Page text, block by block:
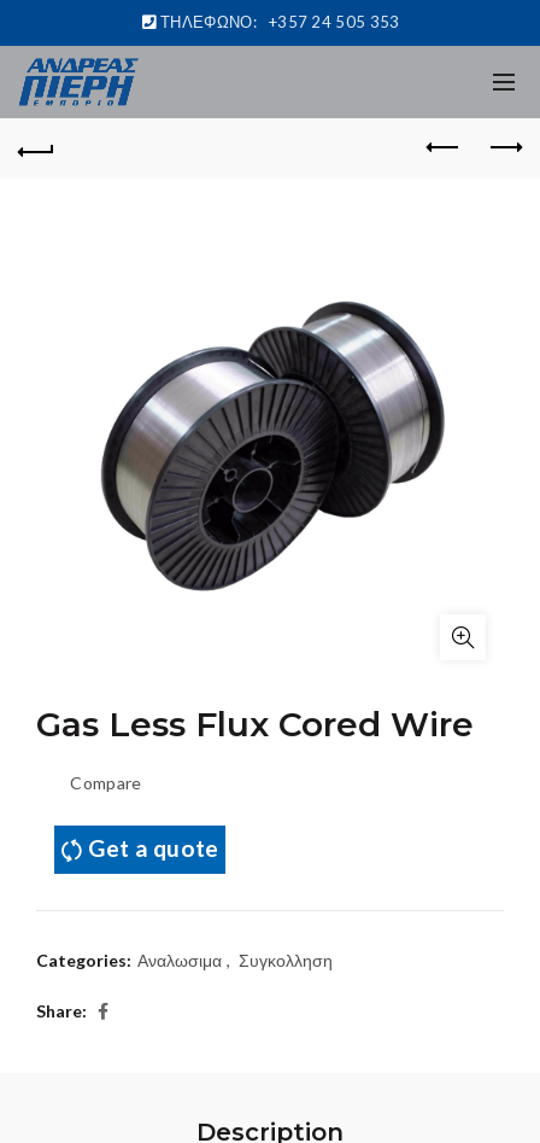
ΤΗΛΕΦΩΝΟ: +357 24 505 353
Gas Less Flux Cored Wire
Compare
Get a quote
Categories: Αναλωσιμα , Συγκολληση
Share
Description